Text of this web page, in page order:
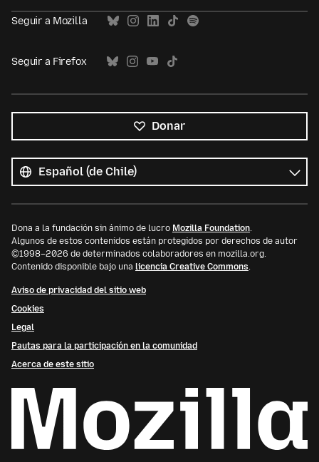
Seguir a Mozilla
Seguir a Firefox
Donar
los
idiomas
Idioma
Dona a la fundación sin ánimo de lucro Mozilla Foundation.
Algunos de estos contenidos están protegidos por derechos de autor
©1998–2026 de determinados colaboradores en mozilla.org.
Contenido disponible bajo una licencia Creative Commons.
Aviso de privacidad del sitio web
Cookies
Legal
Pautas para la participación en la comunidad
Acerca de este sitio